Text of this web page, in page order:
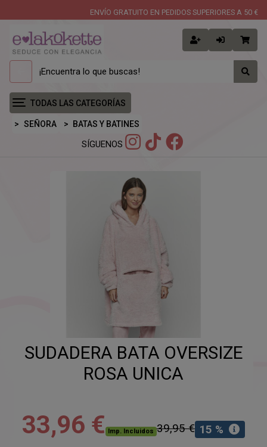
ENVÍO GRATUITO EN PEDIDOS SUPERIORES A 50 €
TODAS LAS CATEGORÍAS
SEÑORA BATAS Y BATINES
SÍGUENOS
SUDADERA BATA OVERSIZE
ROSA UNICA
33,96 € Imp. Incluidos 39,95 € 15 %